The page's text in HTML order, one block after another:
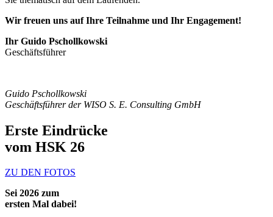
Wir freuen uns auf Ihre Teilnahme und Ihr Engagement!
Ihr Guido Pschollkowski
Geschäftsführer
Guido Pschollkowski
Geschäftsführer der WISO S. E. Consulting GmbH
Erste Eindrücke
vom HSK 26
ZU DEN FOTOS
Sei 2026 zum
ersten Mal dabei!